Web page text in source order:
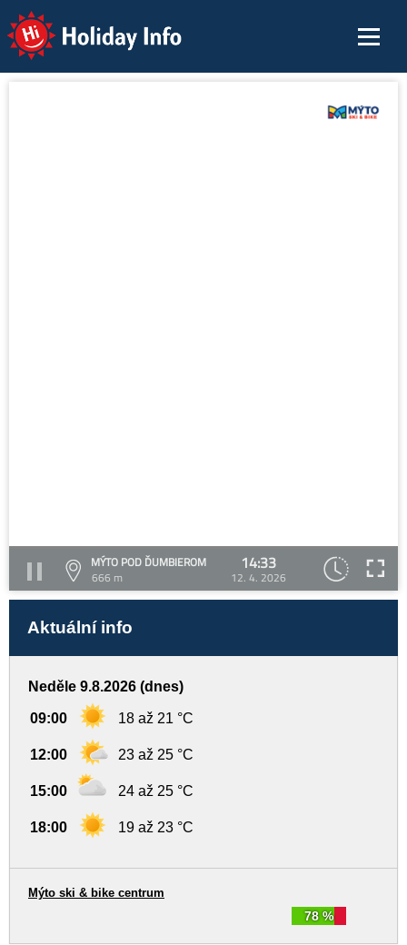
Holiday Info
MÝTO POD ĎUMBIEROM
666 m
14:33
12. 4. 2026
Aktuální info
Neděle 9.8.2026 (dnes)
09:00 18 až 21 °C
12:00 23 až 25 °C
15:00 24 až 25 °C
18:00 19 až 23 °C
78 %
Mýto ski & bike centrum